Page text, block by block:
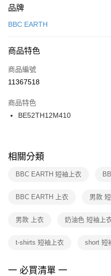
台灣樂天信用卡公司
【關於「AFTEE先享後付」】
便利好安心！
３．安心：先確認商品／服務後，再
【「AFTEE先享後付」結帳流程】
１．於結帳方式選擇「AFTEE先享
２．訂單成立數日內，您將收到繳費
３．收到繳費通知簡訊後14天內，
ATM／網路銀行／等多元方式進行付
※ 交易是否成功請以「AFTEE先享
是否繳費成功／繳費後需取消欲退款
客戶支援中心」 https://
１．透過由恩沛科技股份有限公司
權轉讓予恩沛科技股份有限公司。
３．未成年的使用者請事先徵得法
４．使用「AFTEE先享後付」時，
運送方式
每筆NT$100，滿NT$1,500(含以
宅配
每筆NT$100，滿NT$1,500(含以
付款後門市自取
每筆NT$100，滿NT$1,500(含以
品牌
BBC EARTH
商品特色
商品編號
11367518
商品特色
BE52TH12M410
相關分類
BBC EARTH 短袖上衣
BBC EARTH 上衣 男款
男款 上衣 奶油色 短袖上
t-shirts 短袖上衣 short 短
一 必買清單 一